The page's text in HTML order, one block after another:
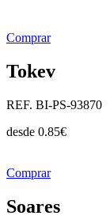
Comprar
Tokev
REF. BI-PS-93870
desde 0.85€
Comprar
Soares